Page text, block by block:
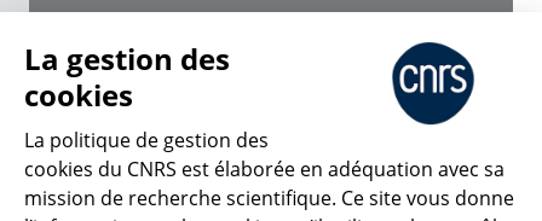
CNRS Le Mag
La gestion des
cookies
La politique de gestion des
cookies du CNRS est élaborée en adéquation avec sa
mission de recherche scientifique. Ce site vous donne